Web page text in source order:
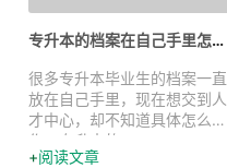
专升本的档案在自己手里怎么存到...
很多专升本毕业生的档案一直
放在自己手里，现在想交到人
才中心，却不知道具体怎么操
作。专升本的...
阅读文章